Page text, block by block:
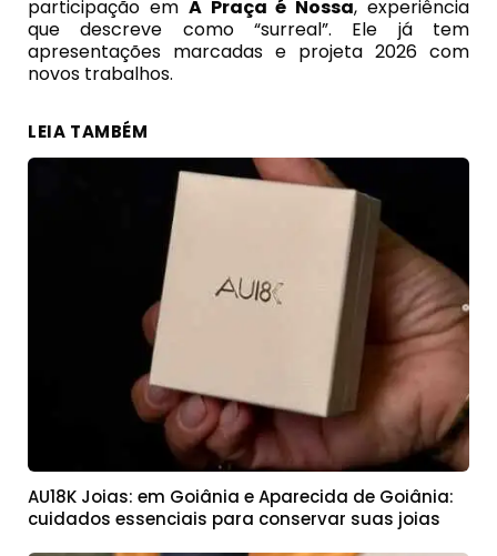
participação em A Praça é Nossa, experiência
que descreve como “surreal”. Ele já tem
apresentações marcadas e projeta 2026 com
novos trabalhos.
LEIA TAMBÉM
AU18K Joias: em Goiânia e Aparecida de Goiânia:
cuidados essenciais para conservar suas joias